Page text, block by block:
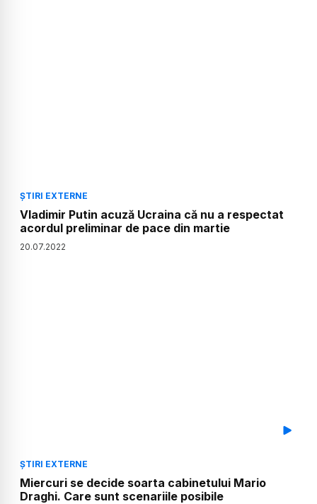
ȘTIRI EXTERNE
Vladimir Putin acuză Ucraina că nu a respectat
acordul preliminar de pace din martie
20.07.2022
ȘTIRI EXTERNE
Miercuri se decide soarta cabinetului Mario
Draghi. Care sunt scenariile posibile